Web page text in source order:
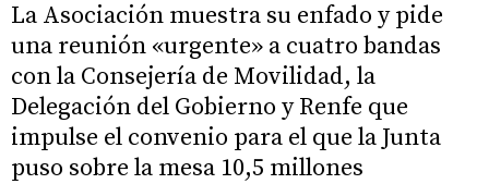
La Asociación muestra su enfado y pide
una reunión «urgente» a cuatro bandas
con la Consejería de Movilidad, la
Delegación del Gobierno y Renfe que
impulse el convenio para el que la Junta
puso sobre la mesa 10,5 millones